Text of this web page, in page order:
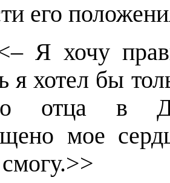
его
Я хочу
я хотел бы
отца в
мое